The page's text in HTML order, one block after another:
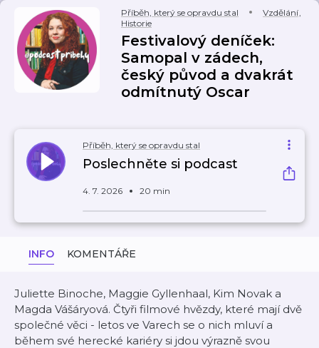
Příběh, který se opravdu stal Vzdělání,
Historie
Festivalový deníček:
Samopal v zádech,
český původ a dvakrát
odmítnutý Oscar
Příběh, který se opravdu stal
Poslechněte si podcast
4. 7. 2026 20 min
INFO KOMENTÁŘE
Juliette Binoche, Maggie Gyllenhaal, Kim Novak a
Magda Vášáryová. Čtyři filmové hvězdy, které mají dvě
společné věci - letos ve Varech se o nich mluví a
během své herecké kariéry si jdou výrazně svou